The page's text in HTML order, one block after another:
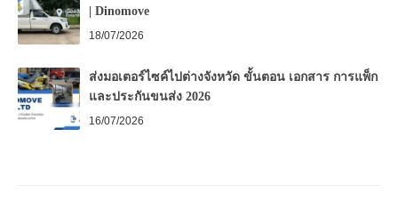
| Dinomove
18/07/2026
ส่งมอเตอร์ไซค์ไปต่างจังหวัด ขั้นตอน เอกสาร การแพ็ก
และประกันขนส่ง 2026
16/07/2026